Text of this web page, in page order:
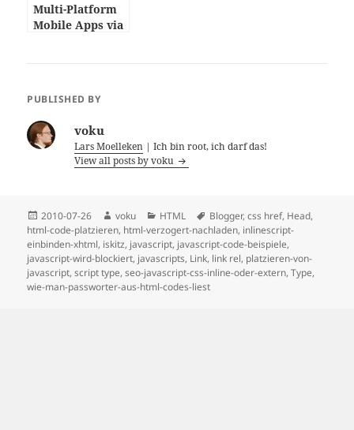
Multi-Platform
Mobile Apps via
PUBLISHED BY
voku
Lars Moelleken | Ich bin root, ich darf das!
View all posts by voku
Posted
on
2010-07-26 Author
voku Categories
HTML Tags
Blogger,css href, Head,
html-code-platzieren, html-verzogert-nachladen, inlinescript-
einbinden-xhtml, iskitz, javascript, javascript-code-beispiele,
javascript-wird-blockiert, javascripts, Link, link rel, platzieren-von-
javascript,script type,seo-javascript-css-inline-oder-extern,Type,
wie-man-passworter-aus-html-codes-liest